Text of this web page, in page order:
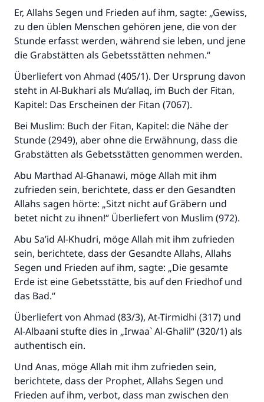
Er, Allahs Segen und Frieden auf ihm, sagte: „Gewiss,
zu den üblen Menschen gehören jene, die von der
Stunde erfasst werden, während sie leben, und jene
die Grabstätten als Gebetsstätten nehmen.“
Überliefert von Ahmad (405/1). Der Ursprung davon
steht in Al-Bukhari als Mu’allaq, im Buch der Fitan,
Kapitel: Das Erscheinen der Fitan (7067).
Bei Muslim: Buch der Fitan, Kapitel: die Nähe der
Stunde (2949), aber ohne die Erwähnung, dass die
Grabstätten als Gebetsstätten genommen werden.
Abu Marthad Al-Ghanawi, möge Allah mit ihm
zufrieden sein, berichtete, dass er den Gesandten
Allahs sagen hörte: „Sitzt nicht auf Gräbern und
betet nicht zu ihnen!“ Überliefert von Muslim (972).
Abu Sa’id Al-Khudri, möge Allah mit ihm zufrieden
sein, berichtete, dass der Gesandte Allahs, Allahs
Segen und Frieden auf ihm, sagte: „Die gesamte
Erde ist eine Gebetsstätte, bis auf den Friedhof und
das Bad.“
Überliefert von Ahmad (83/3), At-Tirmidhi (317) und
Al-Albaani stufte dies in „Irwaa` Al-Ghalil“ (320/1) als
authentisch ein.
Und Anas, möge Allah mit ihm zufrieden sein,
berichtete, dass der Prophet, Allahs Segen und
Frieden auf ihm, verbot, dass man zwischen den